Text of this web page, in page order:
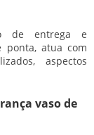
de entrega e
ponta, atua com
aspectos
vaso de